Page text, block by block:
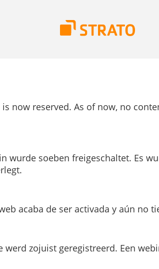
now reserved. As of now, no
wurde soeben freigeschaltet. Es
acaba de ser activada y aún no
werd zojuist geregistreerd. Een